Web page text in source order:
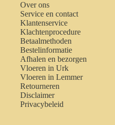
Over ons
Service en contact
Klantenservice
Klachtenprocedure
Betaalmethoden
Bestelinformatie
Afhalen en bezorgen
Vloeren in Urk
Vloeren in Lemmer
Retourneren
Disclaimer
Privacybeleid